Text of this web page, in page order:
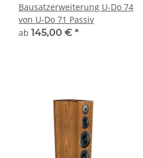
Bausatzerweiterung U-Do 74
von U-Do 71 Passiv
ab 145,00 € *